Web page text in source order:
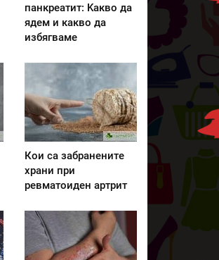
панкреатит: Kакво да
ядем и какво да
избягваме
Кои са забранените
храни при
ревматоиден артрит